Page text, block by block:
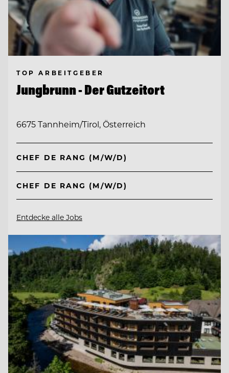
TOP ARBEITGEBER
Jungbrunn - Der Gutzeitort
6675 Tannheim/Tirol, Österreich
CHEF DE RANG (M/W/D)
CHEF DE RANG (M/W/D)
Entdecke alle Jobs